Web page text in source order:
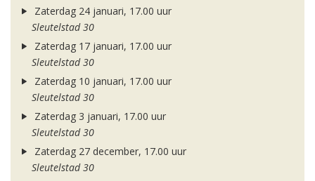
Zaterdag 24 januari, 17.00 uur
Sleutelstad 30
Zaterdag 17 januari, 17.00 uur
Sleutelstad 30
Zaterdag 10 januari, 17.00 uur
Sleutelstad 30
Zaterdag 3 januari, 17.00 uur
Sleutelstad 30
Zaterdag 27 december, 17.00 uur
Sleutelstad 30